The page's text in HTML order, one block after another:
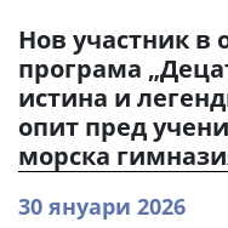
Нов участник в
програма
истина и
опит пред
морска
30 януари 2026